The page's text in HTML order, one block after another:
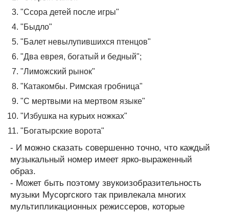
"Ссора детей после игры"
"Быдло"
"Балет невылупившихся птенцов"
"Два еврея, богатый и бедный";
"Лиможский рынок"
"Катакомбы. Римская гробница"
"С мертвыми на мертвом языке"
"Избушка на курьих ножках"
"Богатырские ворота"
- И можно сказать совершенно точно, что каждый
музыкальный номер имеет ярко-выраженный
образ.
- Может быть поэтому звукоизобразительность
музыки Мусоргского так привлекала многих
мультипликационных режиссеров, которые